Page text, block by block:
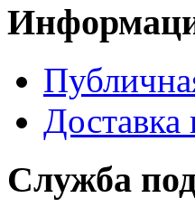
Доставка
Служба